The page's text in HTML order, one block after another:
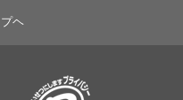
ヘ